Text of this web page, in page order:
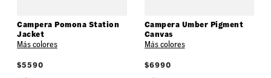
Campera Pomona Station
Jacket
Más colores
$5590
Campera Umber Pigment
Canvas
Más colores
$6990